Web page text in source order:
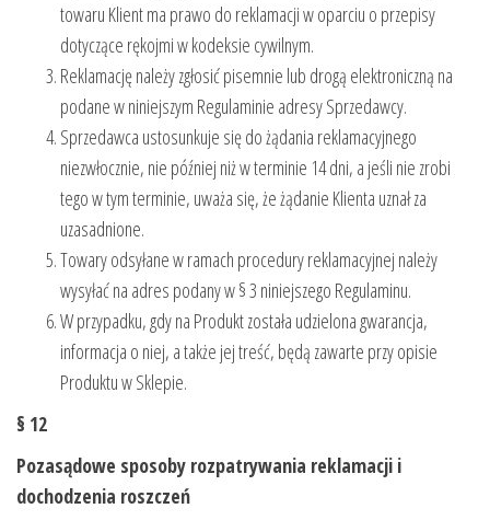
towaru Klient ma prawo do reklamacji w oparciu o przepisy
dotyczące rękojmi w kodeksie cywilnym.
Reklamację należy zgłosić pisemnie lub drogą elektroniczną na
podane w niniejszym Regulaminie adresy Sprzedawcy.
Sprzedawca ustosunkuje się do żądania reklamacyjnego
niezwłocznie, nie później niż w terminie 14 dni, a jeśli nie zrobi
tego w tym terminie, uważa się, że żądanie Klienta uznał za
uzasadnione.
Towary odsyłane w ramach procedury reklamacyjnej należy
wysyłać na adres podany w § 3 niniejszego Regulaminu.
W przypadku, gdy na Produkt została udzielona gwarancja,
informacja o niej, a także jej treść, będą zawarte przy opisie
Produktu w Sklepie.
§ 12
Pozasądowe sposoby rozpatrywania reklamacji i
dochodzenia roszczeń